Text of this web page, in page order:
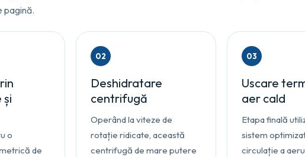
pagină.
și
o
de
02
Deshidratare
centrifugă
Operând la viteze de
rotație ridicate, această
centrifugă de mare putere
03
Uscare
aer cald
Etapa finală
sistem
circulație a